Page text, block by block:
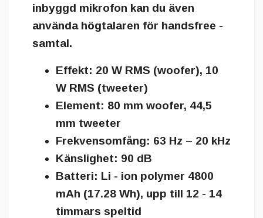
inbyggd mikrofon kan du även
använda högtalaren för handsfree -
samtal.
Effekt: 20 W RMS (woofer), 10
W RMS (tweeter)
Element: 80 mm woofer, 44,5
mm tweeter
Frekvensomfång: 63 Hz – 20 kHz
Känslighet: 90 dB
Batteri: Li - ion polymer 4800
mAh (17.28 Wh), upp till 12 - 14
timmars speltid